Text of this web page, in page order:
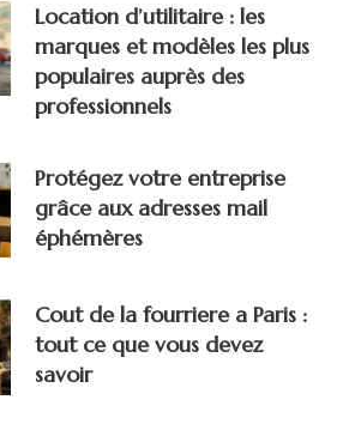
Location d’utilitaire : les
marques et modèles les plus
populaires auprès des
professionnels
Protégez votre entreprise
grâce aux adresses mail
éphémères
Cout de la fourriere a Paris :
tout ce que vous devez
savoir